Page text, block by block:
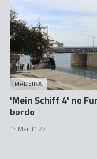
MADEIRA
'Mein Schiff 4' no
bordo
14 Mar 11:27